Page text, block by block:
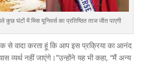
कुछ घंटों में मिस यूनिवर्स का प्रतिष्ठित ताज जीत पाएगी
से वादा करता हूं कि आप इस प्रक्रिया का आनंद
व्यर्थ नहीं जाएंगे।”उन्होंने यह भी कहा, “मैं अन्य